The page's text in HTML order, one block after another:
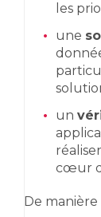
les
une
un
cœur
De